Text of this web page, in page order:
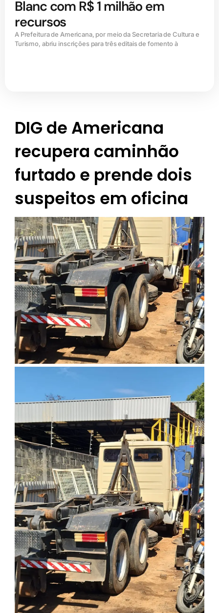
Blanc com R$ 1 milhão em
recursos
A Prefeitura de Americana, por meio da Secretaria de Cultura e
Turismo, abriu inscrições para três editais de fomento à
DIG de Americana
recupera caminhão
furtado e prende dois
suspeitos em oficina